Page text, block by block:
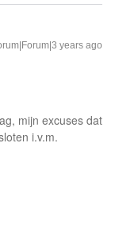
years ago
mijn excuses dat
i.v.m.